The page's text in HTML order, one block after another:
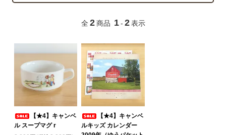
全 2 商品 1 - 2 表示
【★4】キャンベ
ル スープマグ r
【★4】キャンベ
ルキッズ カレンダー